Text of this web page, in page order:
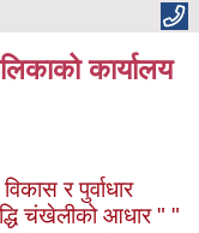
कार्यालय
र पुर्वाधार
चंखेलीको आधार " "